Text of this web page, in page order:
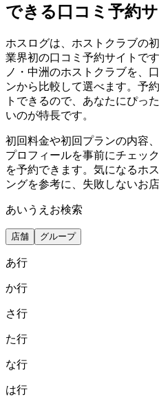
できる口コミ予約
ホスログは、ホストクラブの
業界初の口コミ予約サイトで
ノ・中洲のホストクラブを、
ンから比較して選べます。予
トできるので、あなたにぴっ
いのが特長です。
初回料金や初回プランの内容
プロフィールを事前にチェッ
を予約できます。気になるホ
ングを参考に、失敗しないお
あいうえお検索
店舗 グループ
あ行
か行
さ行
た行
な行
は行